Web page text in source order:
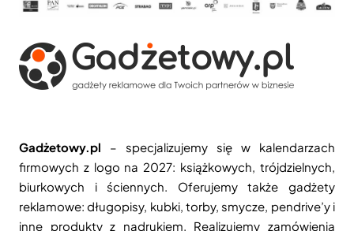
Gadżetowy.pl – specjalizujemy się w kalendarzach
firmowych z logo na 2027: książkowych, trójdzielnych,
biurkowych i ściennych. Oferujemy także gadżety
reklamowe: długopisy, kubki, torby, smycze, pendrive’y i
inne produkty z nadrukiem. Realizujemy zamówienia